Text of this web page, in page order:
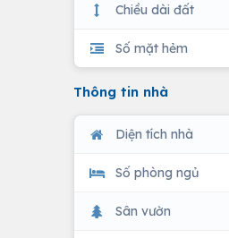
Chiều dài đất
Số mặt hẻm
Thông tin nhà
Diện tích nhà
Số phòng ngủ
Sân vườn